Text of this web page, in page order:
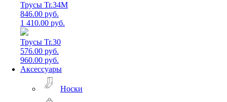
Трусы Tr.34M
846.00 руб.
1 410.00 руб.
Трусы Tr.30
576.00 руб.
960.00 руб.
Аксессуары
Носки